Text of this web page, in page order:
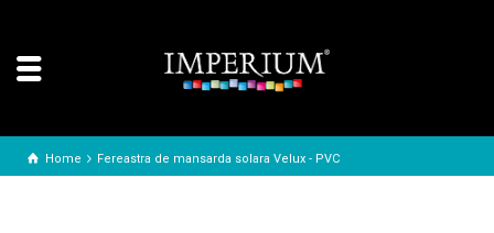
Home Fereastra de mansarda solara Velux - PVC